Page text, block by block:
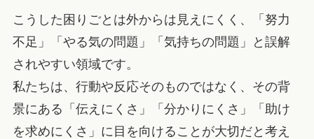
こうした困りごとは外からは見えにくく、「努力
不足」「やる気の問題」「気持ちの問題」と誤解
されやすい領域です。
私たちは、行動や反応そのものではなく、その背
景にある「伝えにくさ」「分かりにくさ」「助け
を求めにくさ」に目を向けることが大切だと考え